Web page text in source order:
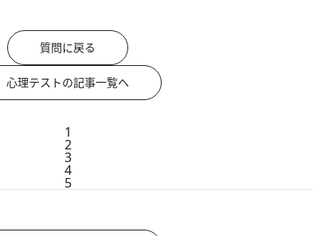
質問に戻る
心理テストの記事一覧へ
1
2
3
4
5